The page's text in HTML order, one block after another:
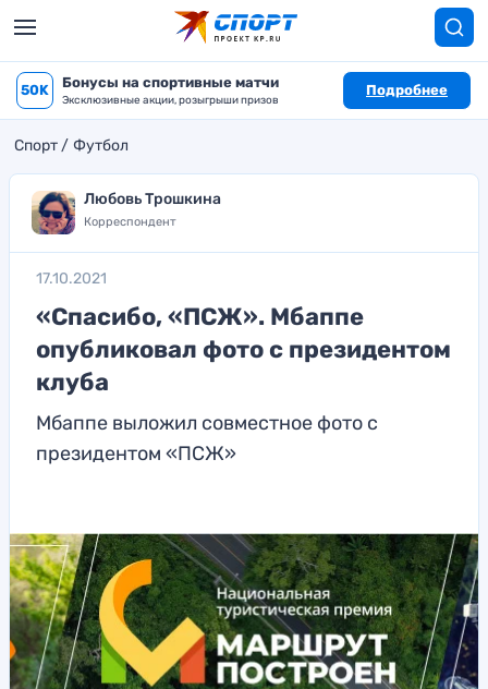
50K Бонусы на спортивные матчи
Эксклюзивные акции, розыгрыши призов
Подробнее
Спорт Футбол
Любовь Трошкина
Корреспондент
17.10.2021
«Спасибо, «ПСЖ». Мбаппе
опубликовал фото с президентом
клуба
Мбаппе выложил совместное фото с
президентом «ПСЖ»